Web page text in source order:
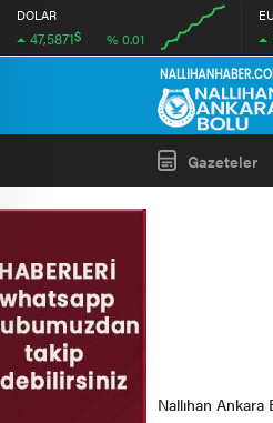
DOLAR
47,5871$ % 0.01
00:00 00:00
Gazeteler
Nallıhan